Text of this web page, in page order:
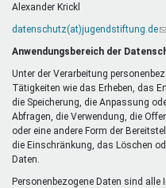
Alexander Krickl
datenschutz(at)jugendstiftung.de
E-
Anwendungsbereich der
Unter der Verarbeitung
Tätigkeiten wie das Erheben, das
die Speicherung, die Anpassung
Abfragen, die Verwendung, die
oder eine andere Form der
die Einschränkung, das Löschen
Daten.
Personenbezogene Daten sind